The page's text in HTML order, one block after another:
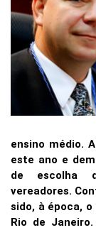
ensino médio.
este ano e
de escolha
vereadores.
sido, à época,
Rio de